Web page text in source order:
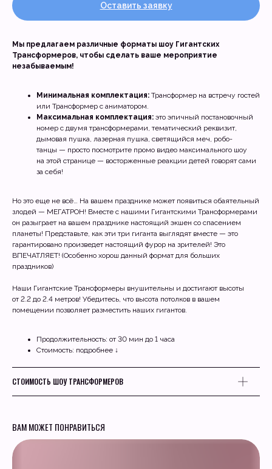
Оставить заявку
Мы предлагаем различные форматы шоу Гигантских
Трансформеров, чтобы сделать ваше мероприятие
незабываемым!
Минимальная комплектация: Трансформер на встречу гостей
или Трансформер с аниматором.
Максимальная комплектация: это эпичный постановочный
номер с двумя трансформерами, тематический реквизит,
дымовая пушка, лазерная пушка, светящийся меч, робо-
танцы — просто посмотрите промо видео максимального шоу
на этой странице — восторженные реакции детей говорят сами
за себя!
Но это еще не всё… На вашем празднике может появиться обаятельный
злодей — МЕГАТРОН! Вместе с нашими Гигантскими Трансформерами
он разыграет на вашем празднике настоящий экшен со спасением
планеты! Представьте, как эти три гиганта выглядят вместе — это
гарантировано произведет настоящий фурор на зрителей! Это
ВПЕЧАТЛЯЕТ! (Особенно хорош данный формат для больших
праздников)
Наши Гигантские Трансформеры внушительны и достигают высоты
от 2.2 до 2.4 метров! Убедитесь, что высота потолков в вашем
помещении позволяет разместить наших гигантов.
Продолжительность: от 30 мин до 1 часа
Стоимость: подробнее ↓
СТОИМОСТЬ ШОУ ТРАНСФОРМЕРОВ
ВАМ МОЖЕТ ПОНРАВИТЬСЯ